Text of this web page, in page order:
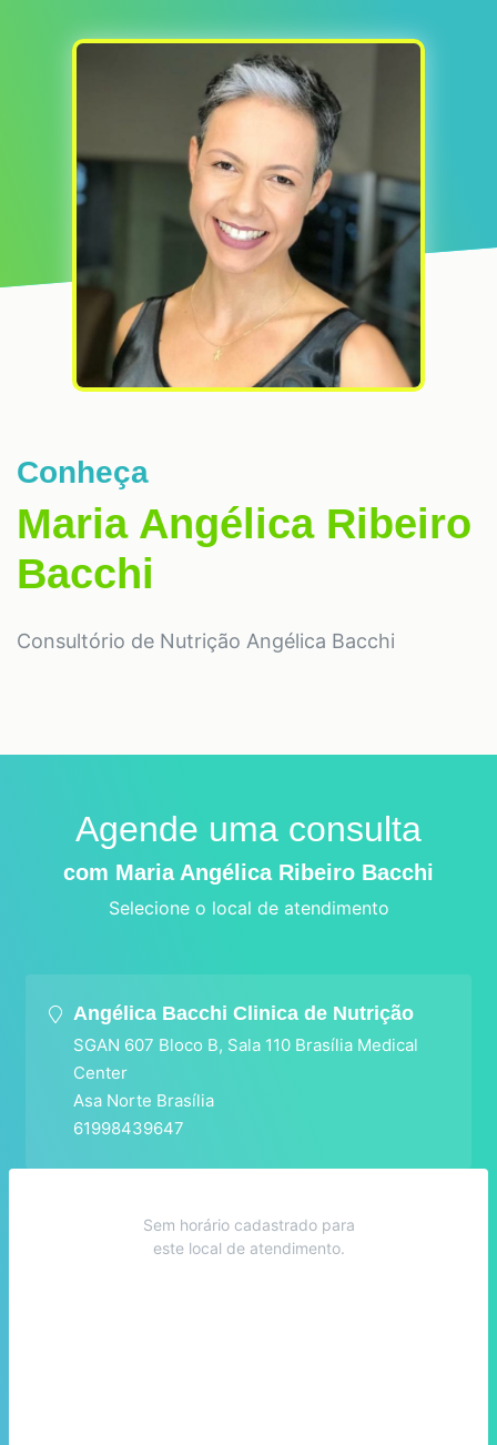
Conheça
Maria Angélica Ribeiro
Bacchi
Consultório de Nutrição Angélica Bacchi
Agende uma consulta
com Maria Angélica Ribeiro Bacchi
Selecione o local de atendimento
Angélica Bacchi Clinica de Nutrição
SGAN 607 Bloco B, Sala 110 Brasília Medical
Center
Asa Norte Brasília
61998439647
Sem horário cadastrado para
este local de atendimento.